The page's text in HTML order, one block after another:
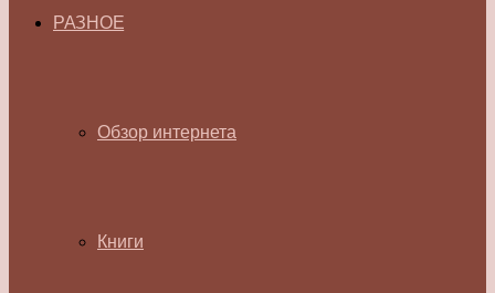
РАЗНОЕ
Обзор интернета
Книги